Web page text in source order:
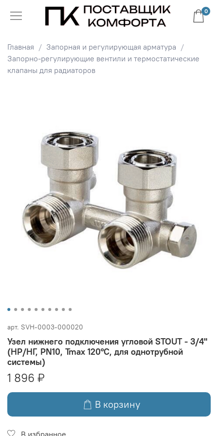
0
Главная
Запорная и регулирующая арматура
Запорно-регулирующие вентили и термостатические
клапаны для радиаторов
арт. SVH-0003-000020
Узел нижнего подключения угловой STOUT - 3/4"
(НР/НГ, PN10, Tmax 120°С, для однотрубной
системы)
1 896 ₽
В корзину
В избранное